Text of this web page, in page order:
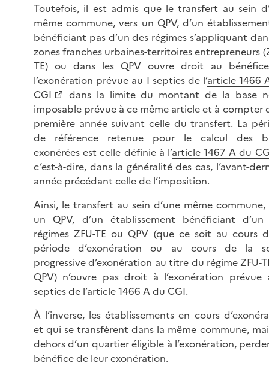
Toutefois, il est admis que le transfert au sein
même commune, vers un QPV, d’un
bénéficiant pas d’un des régimes s’appliquant
zones franches urbaines-territoires entrepreneurs
TE) ou dans les QPV ouvre droit au
l’exonération prévue au I septies de l’article 1466
CGI
dans la limite du montant de la base
imposable prévue à ce même article et à compter
première année suivant celle du transfert. La
de référence retenue pour le calcul des
exonérées est celle définie à l’article 1467 A du
c’est-à-dire, dans la généralité des cas, l’avant-
année précédant celle de l’imposition.
Ainsi, le transfert au sein d’une même commune,
un QPV, d’un établissement bénéficiant d’un
régimes ZFU-TE ou QPV (que ce soit au cours
période d’exonération ou au cours de la
progressive d’exonération au titre du régime ZFU-
QPV) n’ouvre pas droit à l’exonération prévue
septies de l’article 1466 A du CGI.
À l’inverse, les établissements en cours
et qui se transfèrent dans la même commune,
dehors d’un quartier éligible à l’exonération,
bénéfice de leur exonération.